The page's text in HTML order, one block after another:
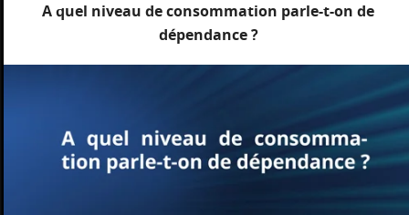
A quel niveau de consommation parle-t-on de
dépendance ?